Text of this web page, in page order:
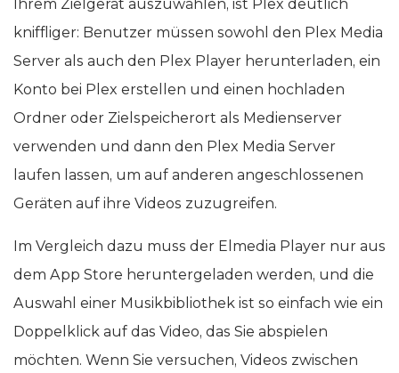
Ihrem Zielgerät auszuwählen, ist Plex deutlich
kniffliger: Benutzer müssen sowohl den Plex Media
Server als auch den Plex Player herunterladen, ein
Konto bei Plex erstellen und einen hochladen
Ordner oder Zielspeicherort als Medienserver
verwenden und dann den Plex Media Server
laufen lassen, um auf anderen angeschlossenen
Geräten auf ihre Videos zuzugreifen.
Im Vergleich dazu muss der Elmedia Player nur aus
dem App Store heruntergeladen werden, und die
Auswahl einer Musikbibliothek ist so einfach wie ein
Doppelklick auf das Video, das Sie abspielen
möchten. Wenn Sie versuchen, Videos zwischen